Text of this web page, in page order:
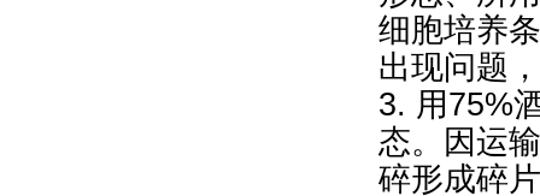
细胞培养
出现问题
3. 用75%
态。因运
碎形成碎